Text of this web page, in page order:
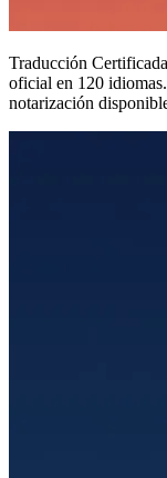
Traducción Certificada
oficial en 120
notarización